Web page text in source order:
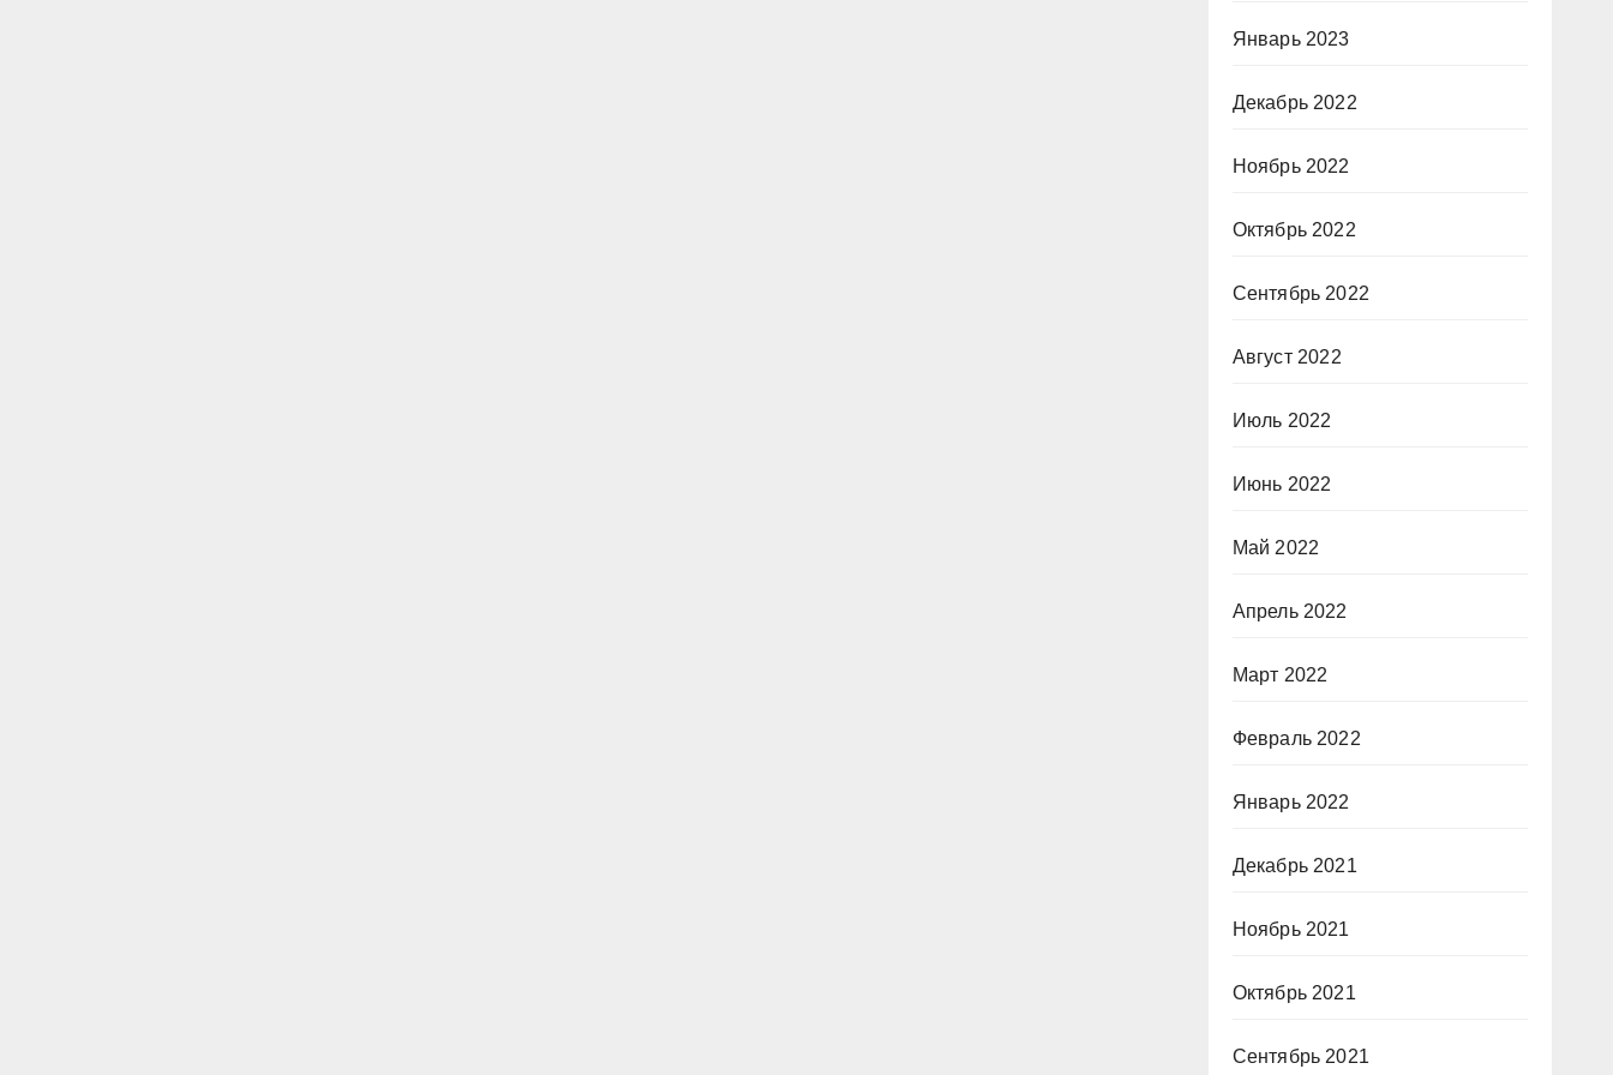
Январь 2023
Декабрь 2022
Ноябрь 2022
Октябрь 2022
Сентябрь 2022
Август 2022
Июль 2022
Июнь 2022
Май 2022
Апрель 2022
Март 2022
Февраль 2022
Январь 2022
Декабрь 2021
Ноябрь 2021
Октябрь 2021
Сентябрь 2021